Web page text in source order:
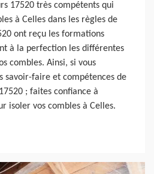
17520 très compétents qui
à Celles dans les règles de
ont reçu les formations
à la perfection les différentes
combles. Ainsi, si vous
savoir-faire et compétences de
; faites confiance à
isoler vos combles à Celles.